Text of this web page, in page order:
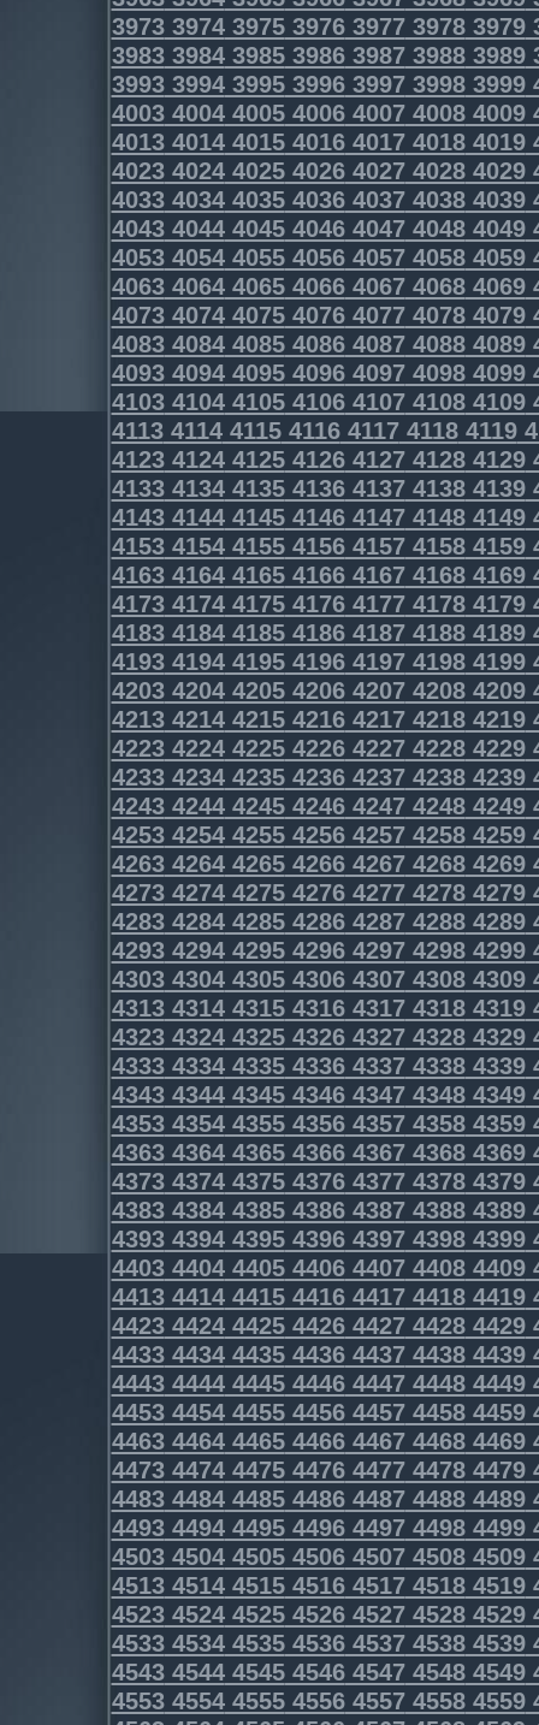
3973397439753976397739783979
3983398439853986398739883989
3993399439953996399739983999
4003400440054006400740084009
4013401440154016401740184019
4023402440254026402740284029
4033403440354036403740384039
4043404440454046404740484049
4053405440554056405740584059
4063406440654066406740684069
4073407440754076407740784079
4083408440854086408740884089
4093409440954096409740984099
4103410441054106410741084109
4113411441154116411741184119
4123412441254126412741284129
4133413441354136413741384139
4143414441454146414741484149
4153415441554156415741584159
4163416441654166416741684169
4173417441754176417741784179
4183418441854186418741884189
4193419441954196419741984199
4203420442054206420742084209
4213421442154216421742184219
4223422442254226422742284229
4233423442354236423742384239
4243424442454246424742484249
4253425442554256425742584259
4263426442654266426742684269
4273427442754276427742784279
4283428442854286428742884289
4293429442954296429742984299
4303430443054306430743084309
4313431443154316431743184319
4323432443254326432743284329
4333433443354336433743384339
4343434443454346434743484349
4353435443554356435743584359
4363436443654366436743684369
4373437443754376437743784379
4383438443854386438743884389
4393439443954396439743984399
4403440444054406440744084409
4413441444154416441744184419
4423442444254426442744284429
4433443444354436443744384439
4443444444454446444744484449
4453445444554456445744584459
4463446444654466446744684469
4473447444754476447744784479
4483448444854486448744884489
4493449444954496449744984499
4503450445054506450745084509
4513451445154516451745184519
4523452445254526452745284529
4533453445354536453745384539
4543454445454546454745484549
4553455445554556455745584559